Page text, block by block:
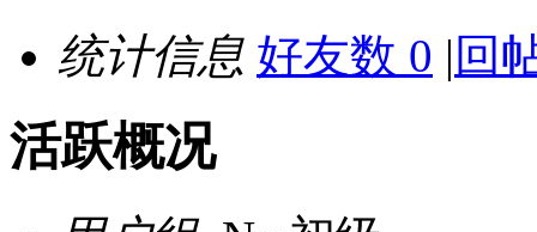
统计信息 好友数 0 | 回
活跃概况